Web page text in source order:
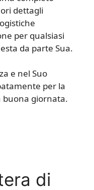
dettagli
per qualsiasi
da parte Sua.
e nel Suo
per la
buona giornata.
di